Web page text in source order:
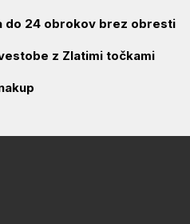
do 24 obrokov brez obresti
z Zlatimi točkami